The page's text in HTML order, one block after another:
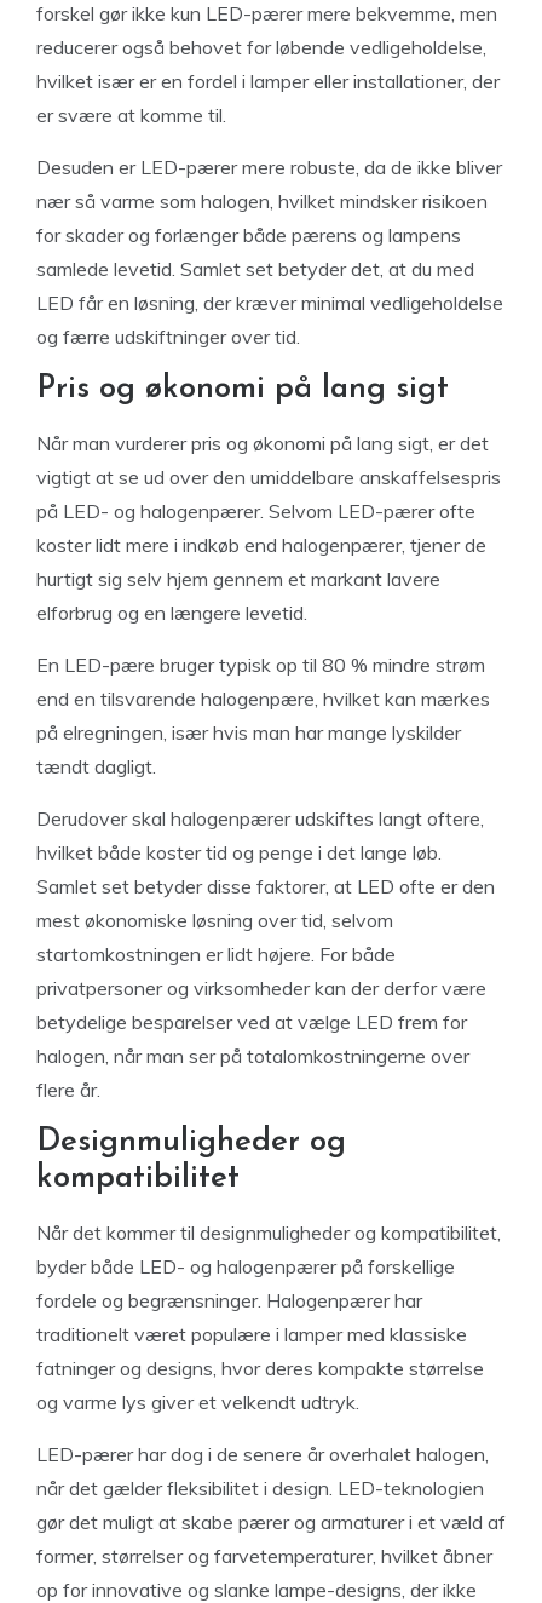
forskel gør ikke kun LED-pærer mere bekvemme, men
reducerer også behovet for løbende vedligeholdelse,
hvilket især er en fordel i lamper eller installationer, der
er svære at komme til.
Desuden er LED-pærer mere robuste, da de ikke bliver
nær så varme som halogen, hvilket mindsker risikoen
for skader og forlænger både pærens og lampens
samlede levetid. Samlet set betyder det, at du med
LED får en løsning, der kræver minimal vedligeholdelse
og færre udskiftninger over tid.
Pris og økonomi på lang sigt
Når man vurderer pris og økonomi på lang sigt, er det
vigtigt at se ud over den umiddelbare anskaffelsespris
på LED- og halogenpærer. Selvom LED-pærer ofte
koster lidt mere i indkøb end halogenpærer, tjener de
hurtigt sig selv hjem gennem et markant lavere
elforbrug og en længere levetid.
En LED-pære bruger typisk op til 80 % mindre strøm
end en tilsvarende halogenpære, hvilket kan mærkes
på elregningen, især hvis man har mange lyskilder
tændt dagligt.
Derudover skal halogenpærer udskiftes langt oftere,
hvilket både koster tid og penge i det lange løb.
Samlet set betyder disse faktorer, at LED ofte er den
mest økonomiske løsning over tid, selvom
startomkostningen er lidt højere. For både
privatpersoner og virksomheder kan der derfor være
betydelige besparelser ved at vælge LED frem for
halogen, når man ser på totalomkostningerne over
flere år.
Designmuligheder og
kompatibilitet
Når det kommer til designmuligheder og kompatibilitet,
byder både LED- og halogenpærer på forskellige
fordele og begrænsninger. Halogenpærer har
traditionelt været populære i lamper med klassiske
fatninger og designs, hvor deres kompakte størrelse
og varme lys giver et velkendt udtryk.
LED-pærer har dog i de senere år overhalet halogen,
når det gælder fleksibilitet i design. LED-teknologien
gør det muligt at skabe pærer og armaturer i et væld af
former, størrelser og farvetemperaturer, hvilket åbner
op for innovative og slanke lampe-designs, der ikke